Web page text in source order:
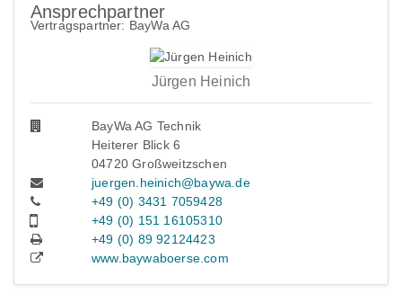
Ansprechpartner
Vertragspartner: BayWa AG
Jürgen Heinich
BayWa AG Technik
Heiterer Blick 6
04720 Großweitzschen
juergen.heinich@baywa.de
+49 (0) 3431 7059428
+49 (0) 151 16105310
+49 (0) 89 92124423
www.baywaboerse.com